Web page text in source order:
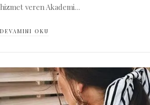
hizmet veren Akademi…
DEVAMINI OKU